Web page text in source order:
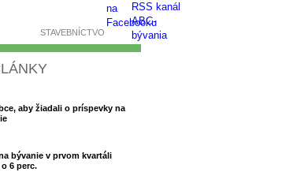
aby žiadali o príspevky na
bývanie v prvom kvartáli
6 perc.
STAVEBNÍCTVO